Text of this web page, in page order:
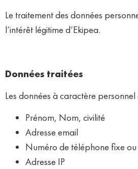
Le traitement des données
l’intérêt légitime d’Ekipea.
Données traitées
Les données à caractère
Prénom, Nom, civilité
Adresse email
Numéro de téléphone fixe
Adresse IP